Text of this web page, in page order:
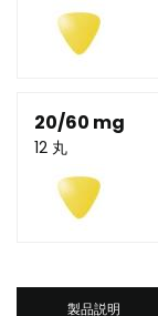
20/60 mg
12 丸
製品説明